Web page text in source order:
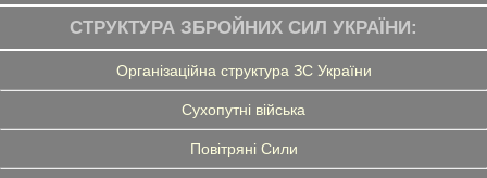
СТРУКТУРА ЗБРОЙНИХ СИЛ УКРАЇНИ:
Організаційна структура ЗС України
Сухопутні війська
Повітряні Сили